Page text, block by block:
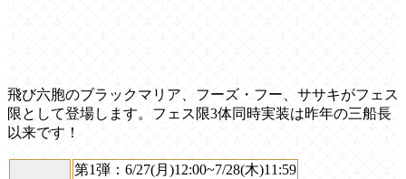
飛び六胞のブラックマリア、フーズ・フー、ササキがフェス
限として登場します。フェス限3体同時実装は昨年の三船長
以来です！
第1弾：6/27(月)12:00~7/28(木)11:59